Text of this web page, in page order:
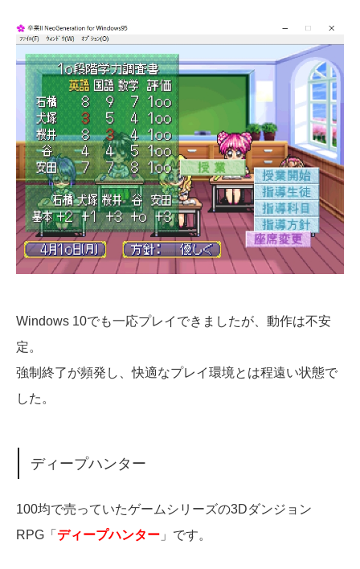
Windows 10でも一応プレイできましたが、動作は不安
定。
強制終了が頻発し、快適なプレイ環境とは程遠い状態で
した。
ディープハンター
100均で売っていたゲームシリーズの3Dダンジョン
RPG「 ディープハンター 」です。